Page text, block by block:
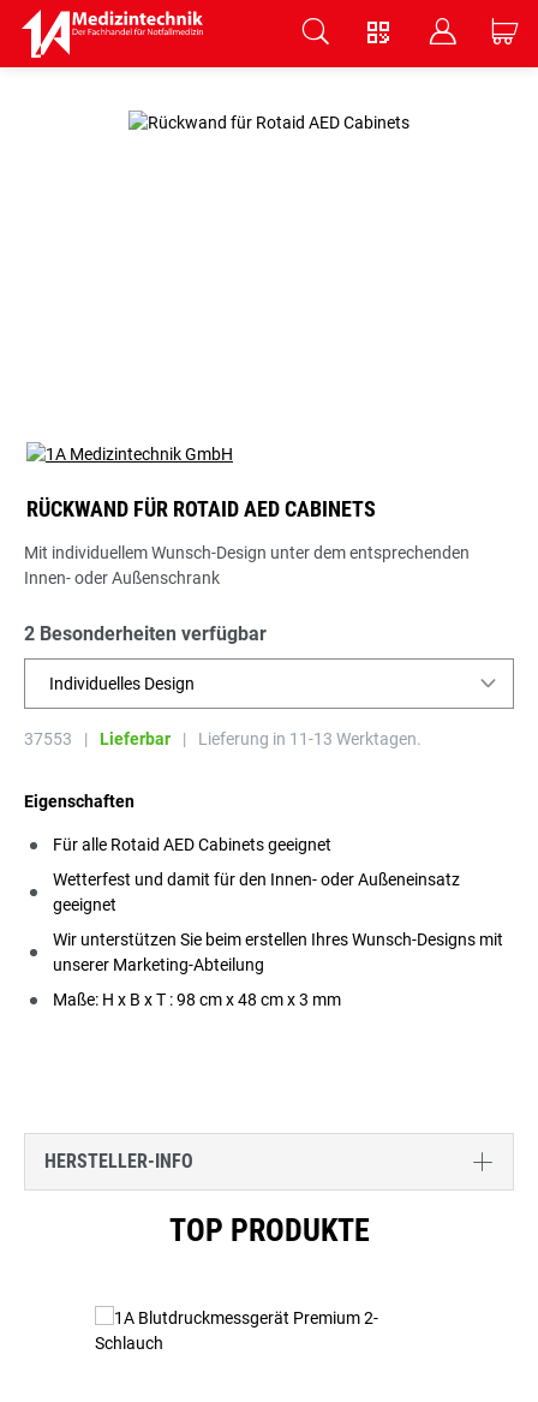
V B C
RÜCKWAND FÜR ROTAID AED CABINETS
Mit individuellem Wunsch-Design unter dem entsprechenden
Innen- oder Außenschrank
2 Besonderheiten verfügbar
Individuelles Design
37553 | Lieferbar | Lieferung in 11-13 Werktagen.
Eigenschaften
Für alle Rotaid AED Cabinets geeignet
Wetterfest und damit für den Innen- oder Außeneinsatz
geeignet
Wir unterstützen Sie beim erstellen Ihres Wunsch-Designs mit
unserer Marketing-Abteilung
Maße: H x B x T : 98 cm x 48 cm x 3 mm
HERSTELLER-INFO
TOP PRODUKTE